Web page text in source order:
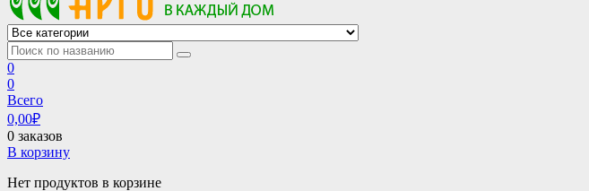
АРГО интернет магазин, доставка в Москве и по всей России
АРГО каталог каталог продукции, официальные цены
0
0
Всего
0,00₽
0 заказов
В корзину
Нет продуктов в корзине